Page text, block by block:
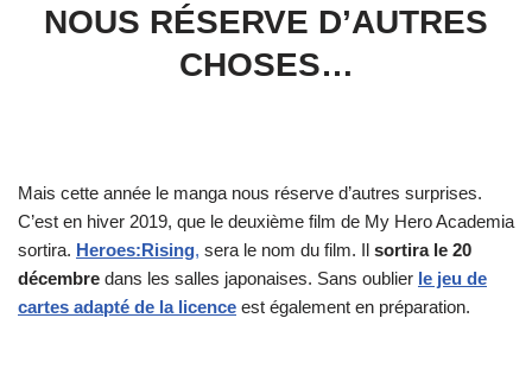
NOUS RÉSERVE D’AUTRES
CHOSES…
Mais cette année le manga nous réserve d’autres surprises.
C’est en hiver 2019, que le deuxième film de My Hero Academia
sortira. Heroes:Rising, sera le nom du film. Il
sortira le 20
décembre dans les salles japonaises. Sans oublier le jeu de
cartes adapté de la licence est également en préparation.